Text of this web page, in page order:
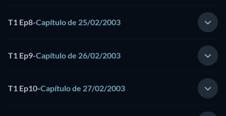
T1 Ep8-Capítulo de 25/02/2003
T1 Ep9-Capítulo de 26/02/2003
T1 Ep10-Capítulo de 27/02/2003